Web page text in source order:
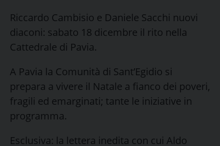
Riccardo Cambisio e Daniele Sacchi nuovi
diaconi: sabato 18 dicembre il rito nella
Cattedrale di Pavia.
A Pavia la Comunità di Sant’Egidio si
prepara a vivere il Natale a fianco dei poveri,
fragili ed emarginati; tante le iniziative in
programma.
Esclusiva: la lettera inedita con cui Aldo